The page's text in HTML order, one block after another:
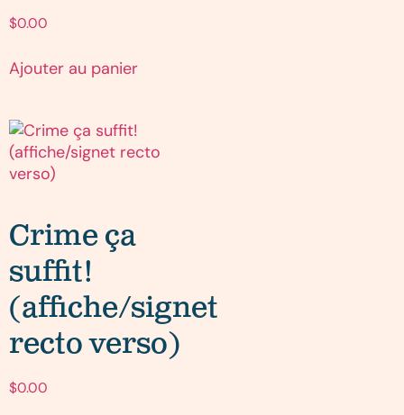
$0.00
Ajouter au panier
Crime ça
suffit!
(affiche/signet
recto verso)
$0.00